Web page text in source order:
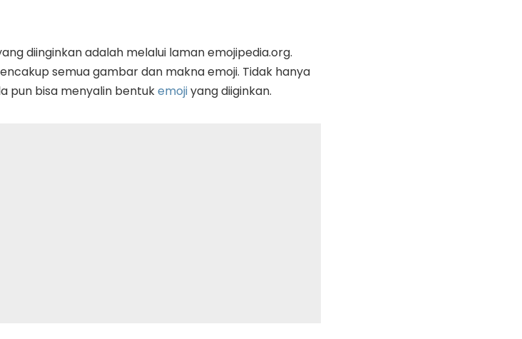
diinginkan adalah melalui laman emojipedia.org.
semua gambar dan makna emoji. Tidak hanya
pun bisa menyalin bentukemojiyang diiginkan.